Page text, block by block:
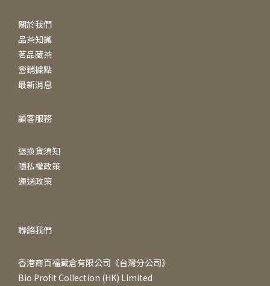
關於我們
品茶知識
茗品藏茶
營銷據點
最新消息
顧客服務
退換貨須知
隱私權政策
運送政策
聯絡我們
香港商百福藏倉有限公司《台灣分公司》
Bio Profit Collection (HK) Limited